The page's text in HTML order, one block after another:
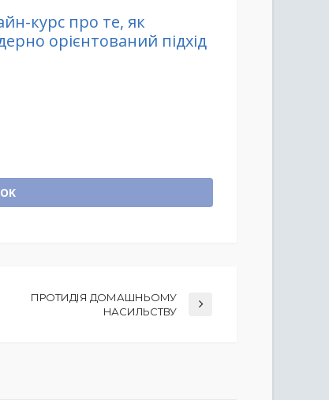
курс про те, як
орієнтований підхід
ПРОТИДІЯ ДОМАШНЬОМУ
НАСИЛЬСТВУ